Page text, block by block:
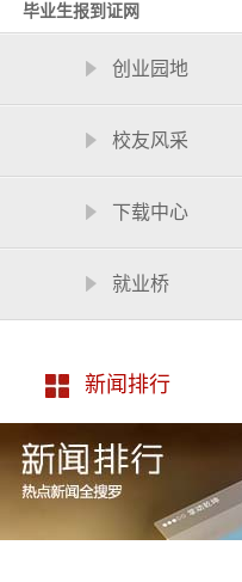
毕业生报到证网
创业园地
校友风采
下载中心
就业桥
新闻排行